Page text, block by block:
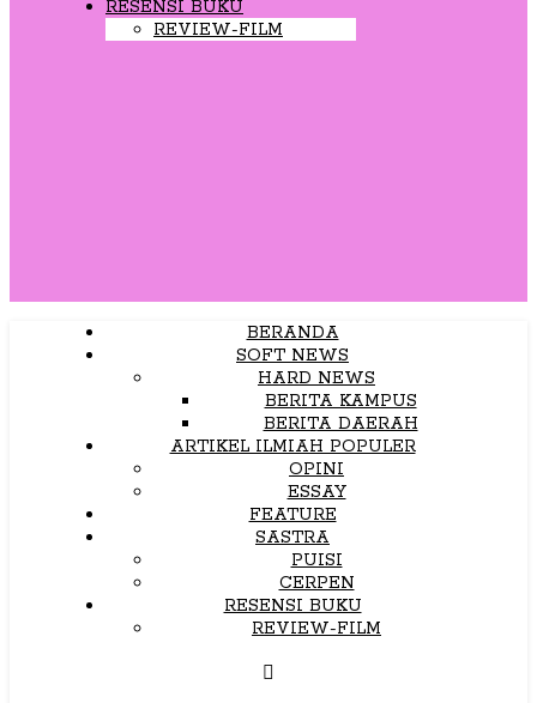
RESENSI BUKU
REVIEW-FILM
BERANDA
SOFT NEWS
HARD NEWS
BERITA KAMPUS
BERITA DAERAH
ARTIKEL ILMIAH POPULER
OPINI
ESSAY
FEATURE
SASTRA
PUISI
CERPEN
RESENSI BUKU
REVIEW-FILM